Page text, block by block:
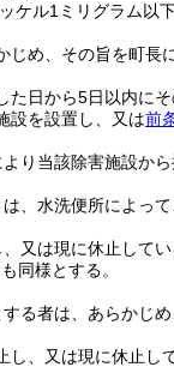
ケル1ミリグラム以
め、その旨を町長
日から5日以内に
設を設置し、又は前
り当該除害施設か
、水洗便所によって
又は現に休止して
同様とする。
る者は、あらかじ
、又は現に休止